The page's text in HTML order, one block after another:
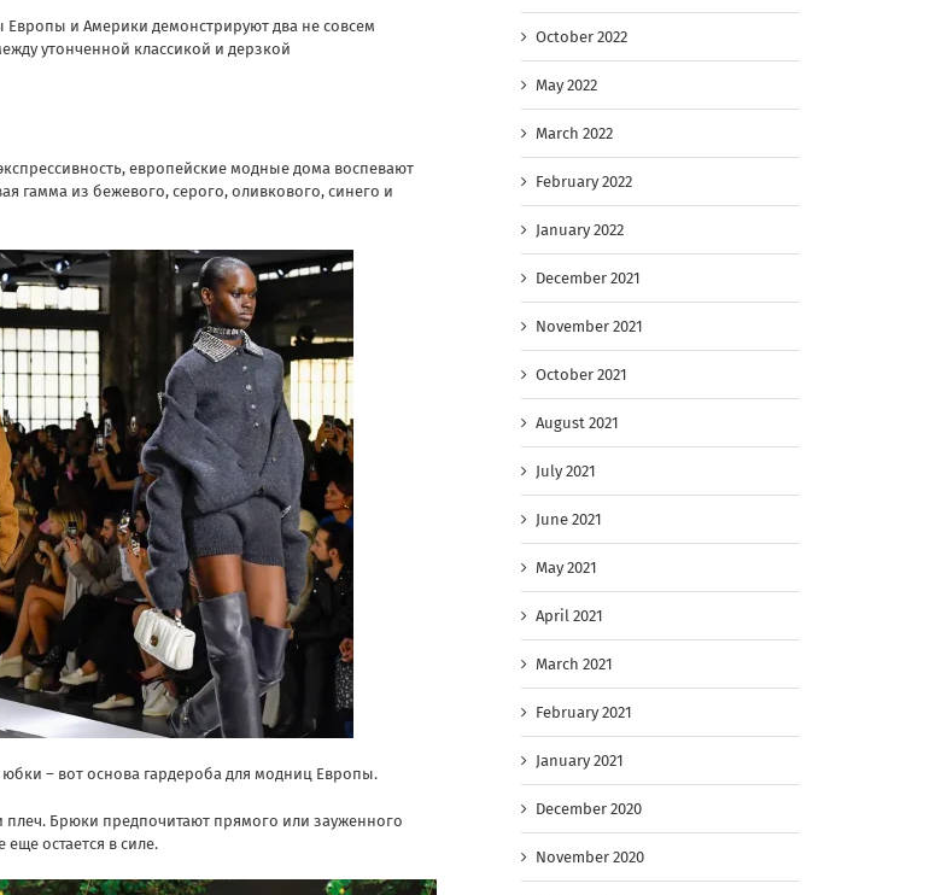
и Америки демонстрируют два не совсем
утонченной классикой и дерзкой
европейские модные дома воспевают
гамма из бежевого, серого, оливкового, синего и
– вот основа гардероба для модниц Европы.
Брюки предпочитают прямого или зауженного
остается в силе.
October 2022
May 2022
March 2022
February 2022
January 2022
December 2021
November 2021
October 2021
August 2021
July 2021
June 2021
May 2021
April 2021
March 2021
February 2021
January 2021
December 2020
November 2020